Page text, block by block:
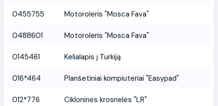
0455755 Motoroleris "Mosca Fava"
0488601 Motoroleris "Mosca Fava"
0145461 Kelialapis į Turkiją
016*464 Planšetiniai kompiuteriai "Easypad"
012*776 Cikloninės krosnelės "LR"